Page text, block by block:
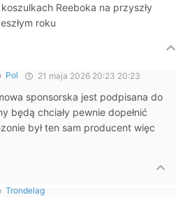
Reeboka na przyszły
roku
Pol 21 maja 2026 20:23 20:23
sponsorska jest podpisana do
będą chciały pewnie dopełnić
był ten sam producent więc
Trondelag